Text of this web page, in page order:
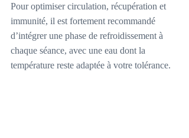
Pour optimiser circulation, récupération et
immunité, il est fortement recommandé
d’intégrer une phase de refroidissement à
chaque séance, avec une eau dont la
température reste adaptée à votre tolérance.